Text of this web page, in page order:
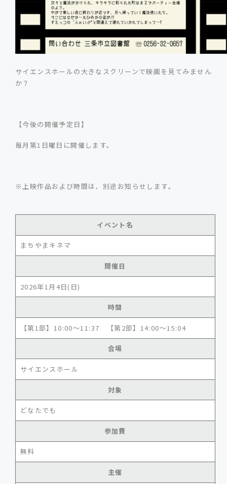
サイエンスホールの大きなスクリーンで映画を見てみません
か？
【今後の開催予定日】
毎月第1日曜日に開催します。
※上映作品および時間は、別途お知らせします。
イベント名
まちやまキネマ
開催日
2026年1月4日(日)
時間
【第1部】10:00～11:37 【第2部】14:00～15:04
会場
サイエンスホール
対象
どなたでも
参加費
無料
主催